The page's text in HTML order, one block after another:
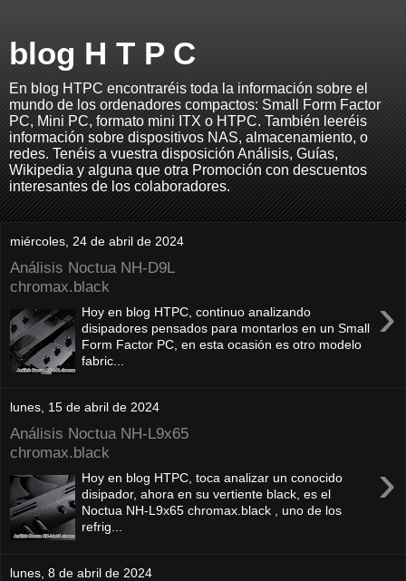
blog H T P C
En blog HTPC encontraréis toda la información sobre el
mundo de los ordenadores compactos: Small Form Factor
PC, Mini PC, formato mini ITX o HTPC. También leeréis
información sobre dispositivos NAS, almacenamiento, o
redes. Tenéis a vuestra disposición Análisis, Guías,
Wikipedia y alguna que otra Promoción con descuentos
interesantes de los colaboradores.
miércoles, 24 de abril de 2024
Análisis Noctua NH-D9L
chromax.black
›
Hoy en blog HTPC, continuo analizando
disipadores pensados para montarlos en un Small
Form Factor PC, en esta ocasión es otro modelo
fabric...
lunes, 15 de abril de 2024
Análisis Noctua NH-L9x65
chromax.black
›
Hoy en blog HTPC, toca analizar un conocido
disipador, ahora en su vertiente black, es el
Noctua NH-L9x65 chromax.black , uno de los
refrig...
lunes, 8 de abril de 2024